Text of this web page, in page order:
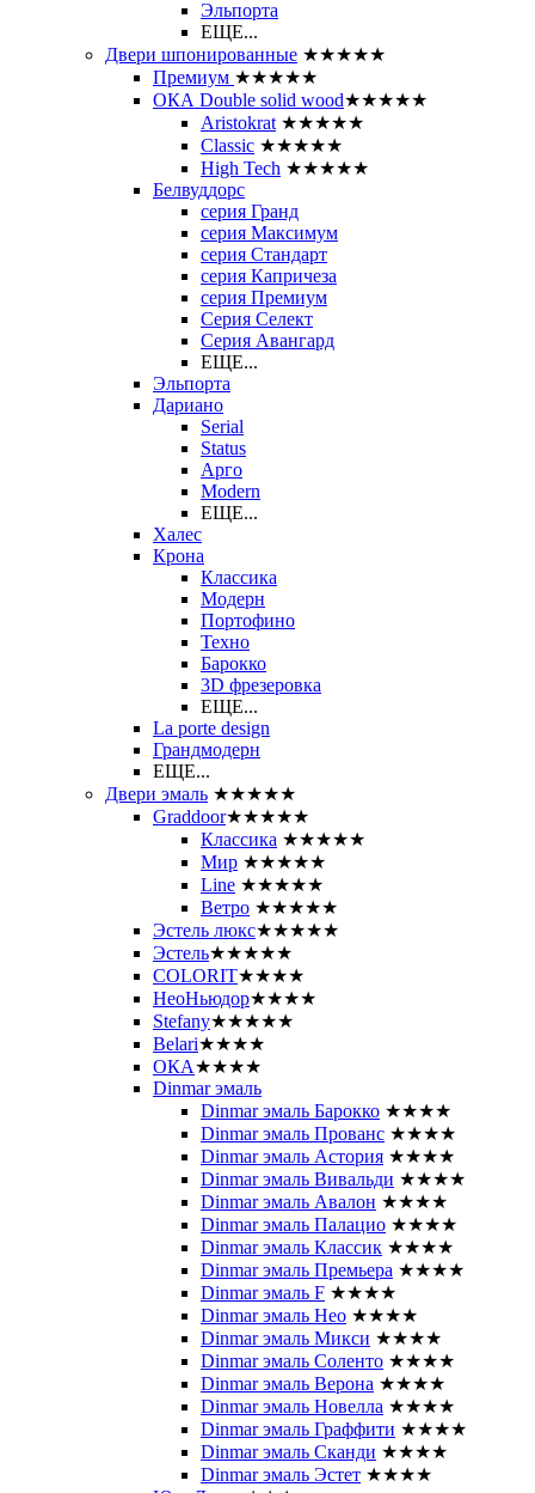
Эльпорта
ЕЩЕ...
Двери шпонированные ★★★★★
Премиум ★★★★★
ОКА Double solid wood★★★★★
Aristokrat ★★★★★
Classic ★★★★★
High Tech ★★★★★
Белвуддорс
серия Гранд
серия Максимум
серия Стандарт
серия Капричеза
серия Премиум
Серия Селект
Серия Авангард
ЕЩЕ...
Эльпорта
Дариано
Serial
Status
Арго
Modern
ЕЩЕ...
Халес
Крона
Классика
Модерн
Портофино
Техно
Барокко
3D фрезеровка
ЕЩЕ...
La porte design
Грандмодерн
ЕЩЕ...
Двери эмаль ★★★★★
Graddoor★★★★★
Классика ★★★★★
Мир ★★★★★
Line ★★★★★
Ветро ★★★★★
Эстель люкс★★★★★
Эстель★★★★★
COLORIT★★★★
НеоНьюдор★★★★
Stefany★★★★★
Belari★★★★
ОКА★★★★
Dinmar эмаль
Dinmar эмаль Барокко ★★★★
Dinmar эмаль Прованс ★★★★
Dinmar эмаль Астория ★★★★
Dinmar эмаль Вивальди ★★★★
Dinmar эмаль Авалон ★★★★
Dinmar эмаль Палацио ★★★★
Dinmar эмаль Классик ★★★★
Dinmar эмаль Премьера ★★★★
Dinmar эмаль F ★★★★
Dinmar эмаль Нео ★★★★
Dinmar эмаль Микси ★★★★
Dinmar эмаль Соленто ★★★★
Dinmar эмаль Верона ★★★★
Dinmar эмаль Новелла ★★★★
Dinmar эмаль Граффити ★★★★
Dinmar эмаль Сканди ★★★★
Dinmar эмаль Эстет ★★★★